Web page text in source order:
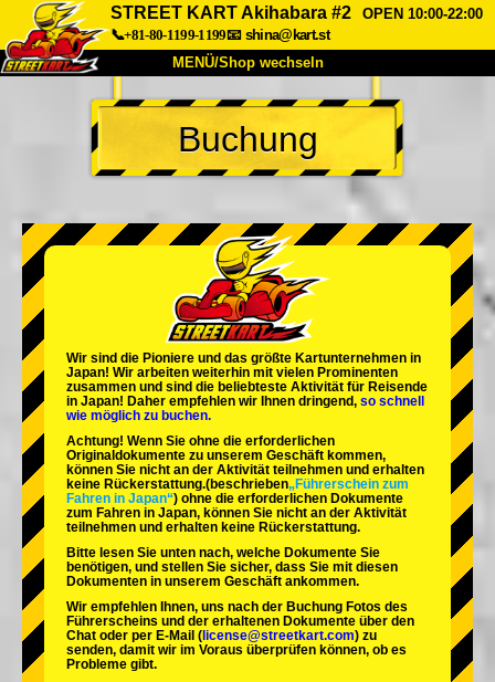
STREET KART Akihabara #2
OPEN 10:00-22:00
📞+81-80-1199-1199📧 shina@kart.st
MENÜ/Shop wechseln
START
Über uns Spezifikationen Preise
Unternehmen Buchung
Shop wechseln
Tokio Shinagawa Tokio Akihabara#1
Tokio Akihabara#2
Tokio Shibuya Annex Tokio Bucht
Tokio Asakusa Osaka
Okinawa
Buchung
Wir sind die Pioniere und das größte Kartunternehmen in
Japan! Wir arbeiten weiterhin mit vielen Prominenten
zusammen und sind die beliebteste Aktivität für Reisende
in Japan! Daher empfehlen wir Ihnen dringend, so schnell
wie möglich zu buchen.
Achtung! Wenn Sie ohne die erforderlichen
Originaldokumente zu unserem Geschäft kommen,
können Sie nicht an der Aktivität teilnehmen und erhalten
keine Rückerstattung.(beschrieben„Führerschein zum
Fahren in Japan“) ohne die erforderlichen Dokumente
zum Fahren in Japan, können Sie nicht an der Aktivität
teilnehmen und erhalten keine Rückerstattung.
Bitte lesen Sie unten nach, welche Dokumente Sie
benötigen, und stellen Sie sicher, dass Sie mit diesen
Dokumenten in unserem Geschäft ankommen.
Wir empfehlen Ihnen, uns nach der Buchung Fotos des
Führerscheins und der erhaltenen Dokumente über den
Chat oder per E-Mail ( license@streetkart.com) zu
senden, damit wir im Voraus überprüfen können, ob es
Probleme gibt.